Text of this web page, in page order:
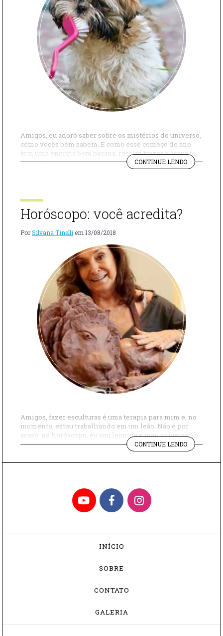
Amigos, eu adoro saber sobre os mistérios do universo,
como vocês bem sabem. E como esse começo de ano
tem uma energia bem bacana, resolvi trazer o assunto
da astrologia para o universo animal, aqui na seção
pets. Sim, porque vocês sabiam que pet também tem
CONTINUE LENDO"PET
TAMBÉM
Horóscopo: você acredita?
PorSilvana Tinelli em 13/08/2018
Amigos, fazer esculturas é uma terapia para mim e, no
momento, estou trabalhando em um leão. Não é por
acaso: no horóscopo, eu sou leonina e meu aniversário
foi esses dias, o que me deixou muito pensativa, afinal,
não quero que o tempo passe tão rápido e detesto
pensar que estou envelhecendo! Estou até fazendo […]
CONTINUE LENDO
VOCÊ
ACREDITA?"
YouTubeFacebookInstagram
INÍCIO
SOBRE
CONTATO
GALERIA